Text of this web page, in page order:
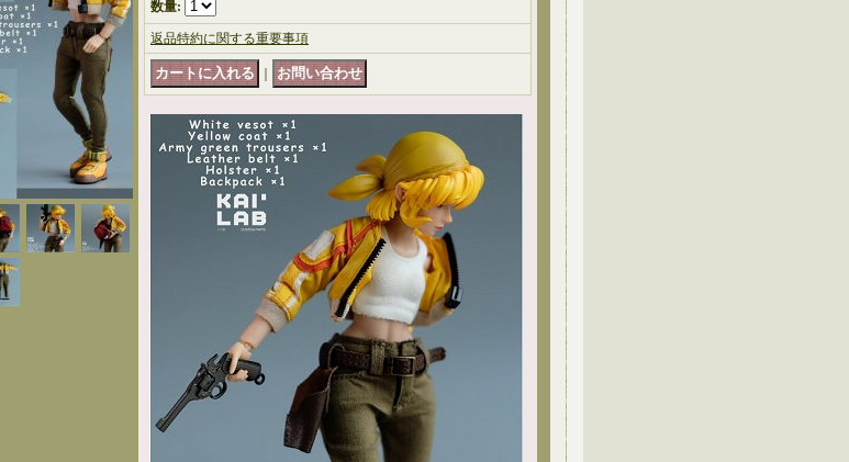
数量:
返品特約に関する重要事項